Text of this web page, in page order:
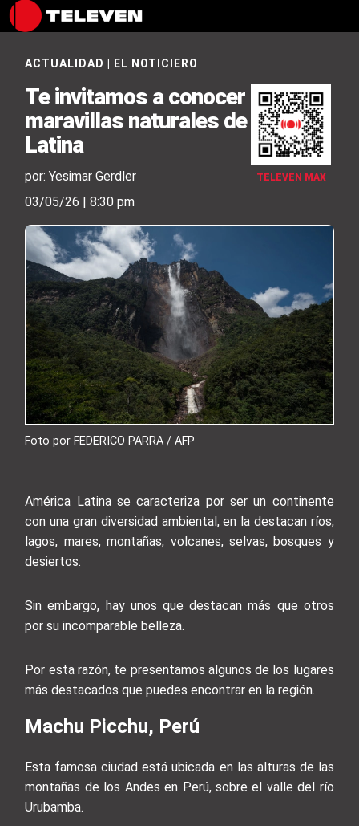
TELEVEN MAX
ACTUALIDAD EL NOTICIERO
Te invitamos a conocer seis
maravillas naturales de América
Latina
por: Yesimar Gerdler
03/05/26 | 8:30 pm
Foto por FEDERICO PARRA / AFP
América Latina se caracteriza por ser un continente
con una gran diversidad ambiental, en la destacan ríos,
lagos, mares, montañas, volcanes, selvas, bosques y
desiertos.
Sin embargo, hay unos que destacan más que otros
por su incomparable belleza.
Por esta razón, te presentamos algunos de los lugares
más destacados que puedes encontrar en la región.
Machu Picchu, Perú
Esta famosa ciudad está ubicada en las alturas de las
montañas de los Andes en Perú, sobre el valle del río
Urubamba.